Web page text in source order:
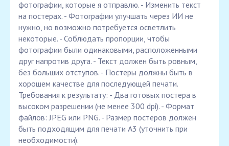
фотографии, которые я отправлю. - Изменить текст
на постерах. - Фотографии улучшать через ИИ не
нужно, но возможно потребуется осветлить
некоторые. - Соблюдать пропорции, чтобы
фотографии были одинаковыми, расположенными
друг напротив друга. - Текст должен быть ровным,
без больших отступов. - Постеры должны быть в
хорошем качестве для последующей печати.
Требования к результату: - Два готовых постера в
высоком разрешении (не менее 300 dpi). - Формат
файлов: JPEG или PNG. - Размер постеров должен
быть подходящим для печати А3 (уточнить при
необходимости).